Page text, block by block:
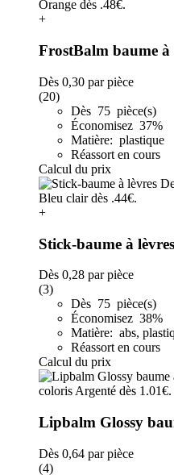
+
FrostBalm baume à
Dès 0,30 par pièce
(20)
Dès 75 pièce(s)
Économisez 37%
Matière: plastique
Réassort en cours
Calcul du prix
+
Stick-baume à
Dès 0,28 par pièce
(3)
Dès 75 pièce(s)
Économisez 38%
Matière: abs,
Réassort en cours
Calcul du prix
Lipbalm Glossy
Dès 0,64 par pièce
(4)